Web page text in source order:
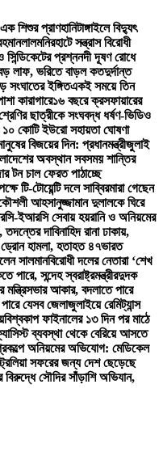
শিশুর প্রাণহানিটাঙ্গাইলে বিদ্যুৎ
লালমনিরহাটে সন্ত্রাস বিরোধী
প্রশ্ননদী দূষণ রোধে
বড় লাফ, ভরিতে বাড়ল কতদুর্দান্ত
সংঘাতের ইঙ্গিতএকই সময়ে তিন
কারাগারে১৬ বছরে ক্রসফায়ারের
ছাত্রীকে সংঘবদ্ধ ধর্ষণ-ভিডিও
কোটি ইউরো সহায়তা ঘোষণা
বিজয়ের দিন: প্রধানমন্ত্রীজুলাই
অবস্থান সবসময় শান্তির
টন চাল ফেরত পাঠাচ্ছে
টি-টোয়েন্টি দলে সাব্বিরমারা গেছেন
আহসানুজ্জামান দুলালকে ঘিরে
ইআরসি সেবায় হয়রানি ও অনিয়মের
তদন্তের দাবিনাহিদ রানা ঢাকায়,
হামলা, হতাহত ৪৭ভারত
সালমানবিরোধী দলের নেতারা ‘শেখ
সন্দেহ স্বরাষ্ট্রমন্ত্রীরদুদক
মন্ত্রিসভার আকার, বদলাতে পারে
যেসব জেলাজুলাইয়ে রেমিট্যান্স
বিশ্বকাপ ফাইনালের ১৩ দিন পর মাঠে
ব্যবস্থা থেকে বেরিয়ে আসতে
অনিয়মের অভিযোগ: মেডিকেল
সফরের জন্য দেশ ছেড়েছে
বিরুদ্ধে সৌদির সাঁড়াশি অভিযান,